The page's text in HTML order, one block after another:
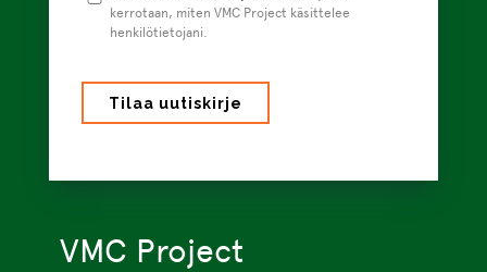
kerrotaan, miten VMC Project käsittelee
henkilötietojani.
VMC Project